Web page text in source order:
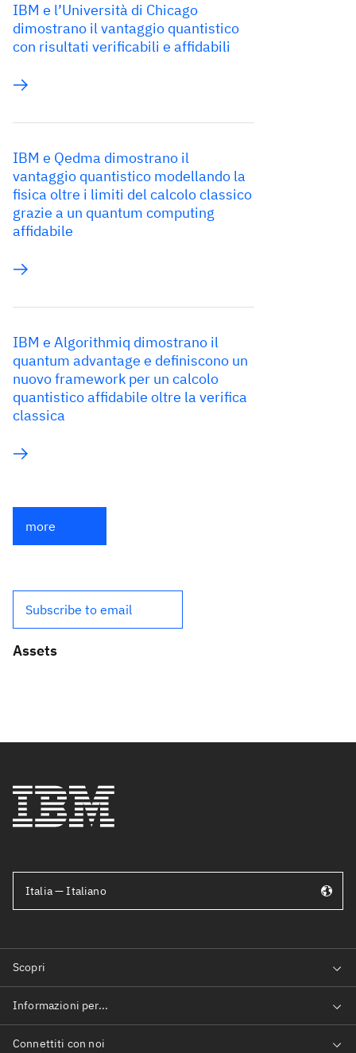
IBM e l’Università di Chicago
dimostrano il vantaggio quantistico
con risultati verificabili e affidabili
IBM e Qedma dimostrano il
vantaggio quantistico modellando la
fisica oltre i limiti del calcolo classico
grazie a un quantum computing
affidabile
IBM e Algorithmiq dimostrano il
quantum advantage e definiscono un
nuovo framework per un calcolo
quantistico affidabile oltre la verifica
classica
more
Subscribe to email
Assets
Italia — Italiano